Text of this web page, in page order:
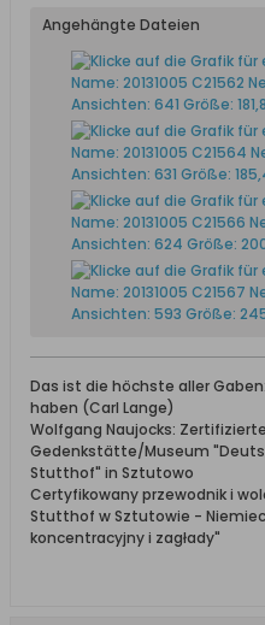
Angehängte Dateien
Das ist die höchste aller
haben (Carl Lange)
Wolfgang Naujocks:
Gedenkstätte/Museum
Stutthof" in Sztutowo
Certyfikowany przewodnik i
Stutthof w Sztutowie -
koncentracyjny i zagłady"